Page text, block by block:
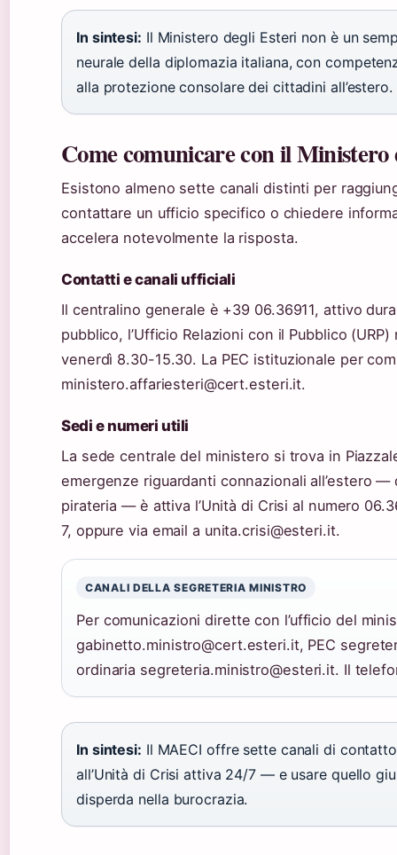
In sintesi: Il Ministero degli Esteri non è un
neurale della diplomazia italiana, con
alla protezione consolare dei cittadini all’estero.
Come comunicare con il Ministero
Esistono almeno sette canali distinti per
contattare un ufficio specifico o chiedere
accelera notevolmente la risposta.
Contatti e canali ufficiali
Il centralino generale è +39 06.36911, attivo
pubblico, l’Ufficio Relazioni con il Pubblico
venerdì 8.30-15.30. La PEC istituzionale per
ministero.affariesteri@cert.esteri.it.
Sedi e numeri utili
La sede centrale del ministero si trova in
emergenze riguardanti connazionali all’estero
pirateria — è attiva l’Unità di Crisi al numero
7, oppure via email a unita.crisi@esteri.it.
CANALI DELLA SEGRETERIA MINISTRO
Per comunicazioni dirette con l’ufficio del
gabinetto.ministro@cert.esteri.it, PEC
ordinaria segreteria.ministro@esteri.it. Il
In sintesi: Il MAECI offre sette canali di
all’Unità di Crisi attiva 24/7 — e usare quello
disperda nella burocrazia.